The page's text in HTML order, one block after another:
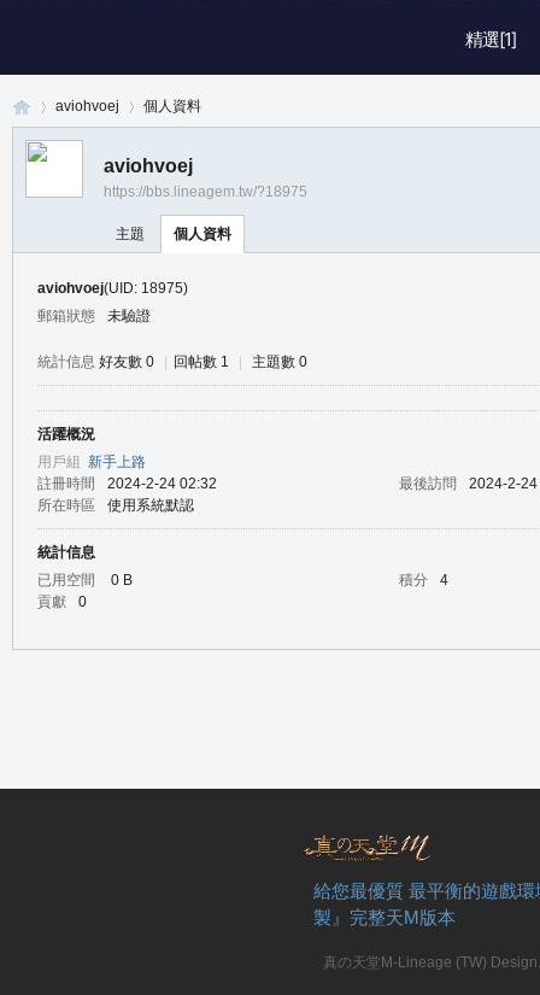
精選[1]
aviohvoej 個人資料
aviohvoej
https://bbs.lineagem.tw/?18975
主題 個人資料
aviohvoej(UID: 18975)
郵箱狀態
未驗證
統計信息 好友數 0 回帖數 1 主題數 0
活躍概況
用戶組 新手上路
註冊時間
2024-2-24 02:32 最後訪問
2024-2-
所在時區
使用系統默認
統計信息
已用空間
0 B 積分
4
貢獻
0
給您最優質 最平衡的遊戲
製』完整天M版本
真の天堂M-Lineage (TW)